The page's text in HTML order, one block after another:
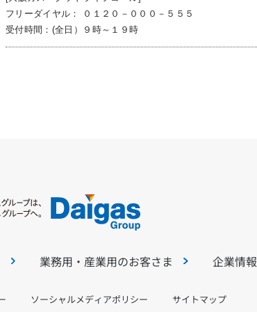
フリーダイヤル： ０１２０－０００－５５５
受付時間：(全日）９時～１９時
業務用・産業用のお客さま 企業情報
ソーシャルメディアポリシー サイトマップ